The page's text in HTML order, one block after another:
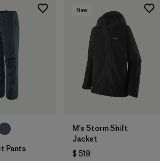
Pants
New
M's Storm Shift
Jacket
$ 519